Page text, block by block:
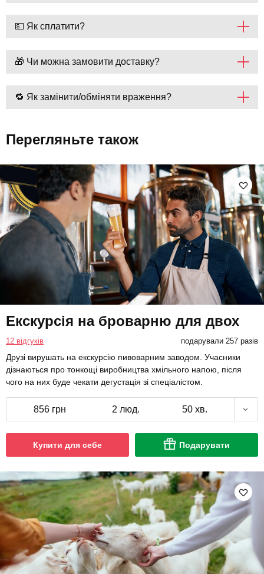
💵 Як сплатити?
🎁 Чи можна замовити доставку?
🔁 Як замінити/обміняти враження?
Перегляньте також
Екскурсія на броварню для двох
12 відгуків подарували 257 разів
Друзі вирушать на екскурсію пивоварним заводом. Учасники
дізнаються про тонкощі виробництва хмільного напою, після
чого на них буде чекати дегустація зі спеціалістом.
856 грн 2 люд. 50 хв.
Купити для себе Подарувати